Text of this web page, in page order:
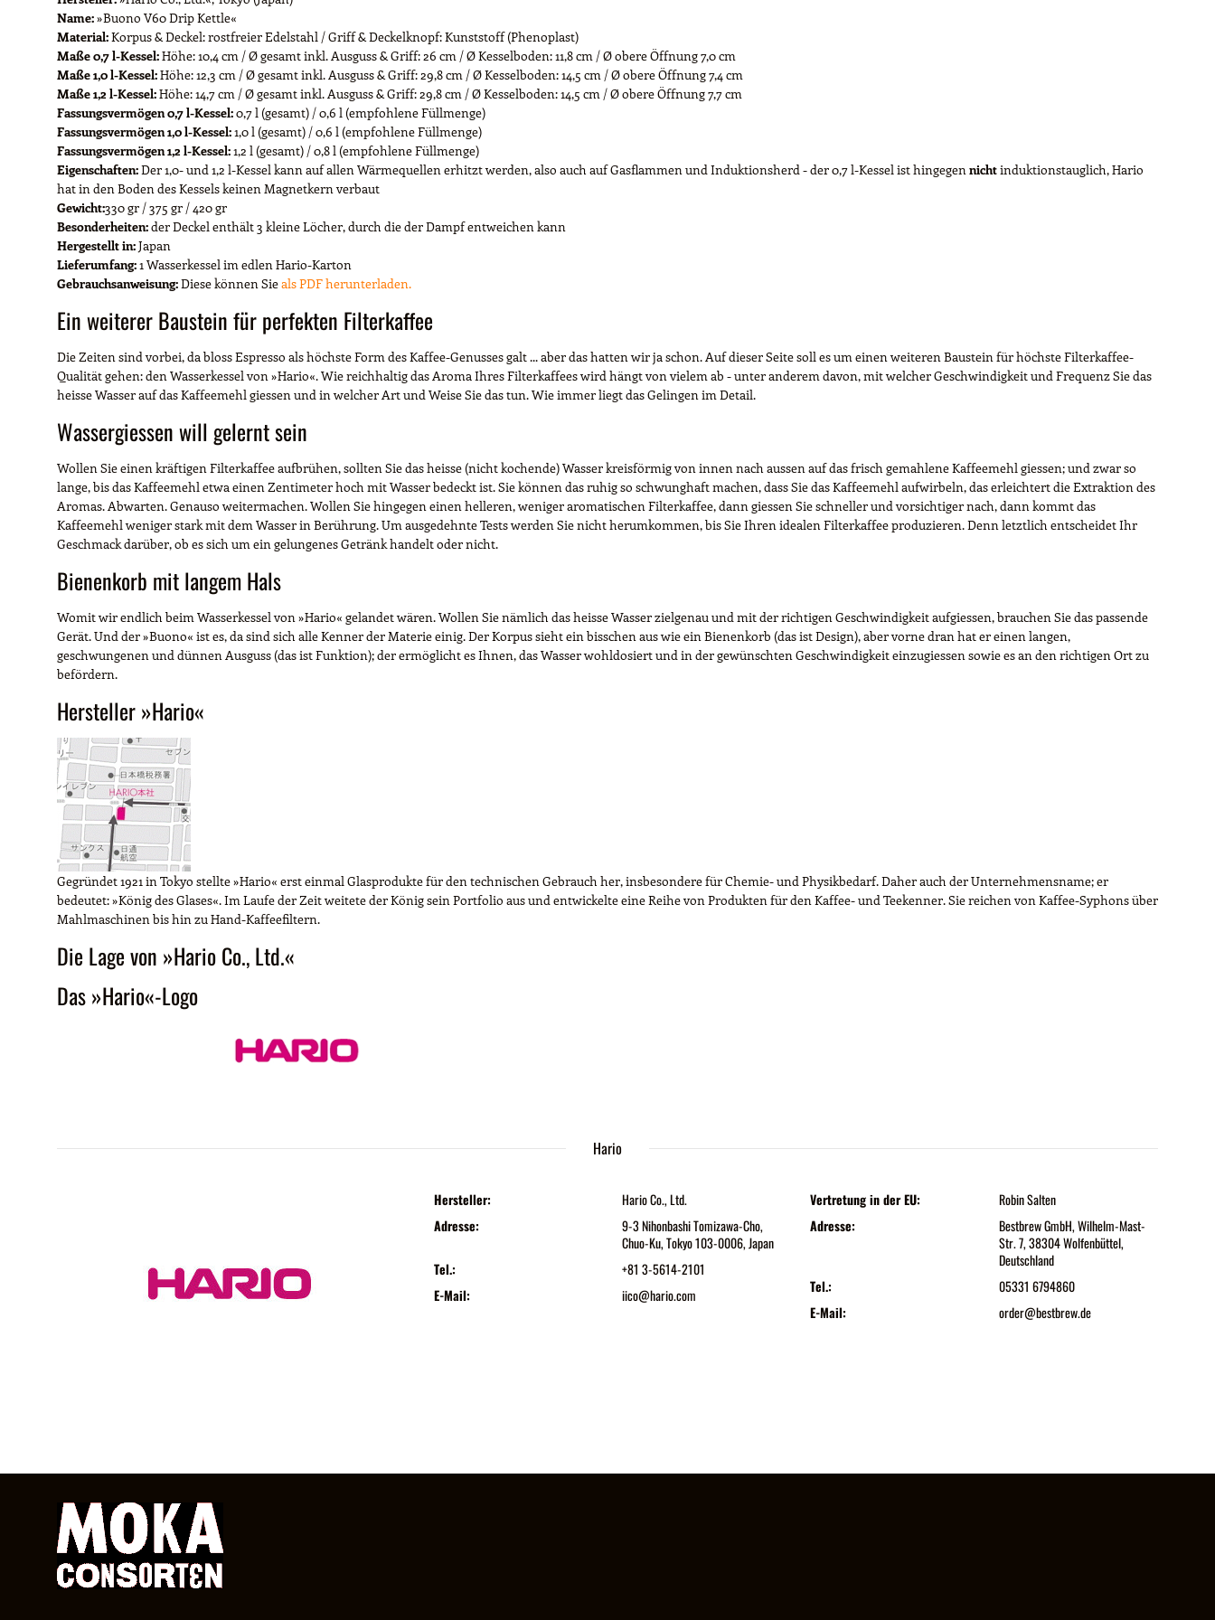
Name:»Buono V60 Drip Kettle«
Material:Korpus & Deckel: rostfreier Edelstahl / Griff & Deckelknopf: Kunststoff (Phenoplast)
Maße 0,7 l-Kessel:Höhe: 10,4 cm / Ø gesamt inkl. Ausguss & Griff: 26 cm / Ø Kesselboden: 11,8 cm / Ø obere Öffnung 7,0 cm
Maße 1,0 l-Kessel:Höhe: 12,3 cm / Ø gesamt inkl. Ausguss & Griff: 29,8 cm / Ø Kesselboden: 14,5 cm / Ø obere Öffnung 7,4 cm
Maße 1,2 l-Kessel:Höhe: 14,7 cm / Ø gesamt inkl. Ausguss & Griff: 29,8 cm / Ø Kesselboden: 14,5 cm / Ø obere Öffnung 7,7 cm
Fassungsvermögen 0,7 l-Kessel:0,7 l (gesamt) / 0,6 l (empfohlene Füllmenge)
Fassungsvermögen 1,0 l-Kessel:1,0 l (gesamt) / 0,6 l (empfohlene Füllmenge)
Fassungsvermögen 1,2 l-Kessel:1,2 l (gesamt) / 0,8 l (empfohlene Füllmenge)
Eigenschaften:Der 1,0- und 1,2 l-Kessel kann auf allen Wärmequellen erhitzt werden, also auch auf Gasflammen und Induktionsherd - der 0,7 l-Kessel ist hingegennichtinduktionstauglich, Hario
hat in den Boden des Kessels keinen Magnetkern verbaut
Gewicht:330 gr / 375 gr / 420 gr
Besonderheiten:der Deckel enthält 3 kleine Löcher, durch die der Dampf entweichen kann
Hergestellt in:Japan
Lieferumfang:1 Wasserkessel im edlen Hario-Karton
Gebrauchsanweisung:Diese können Sieals PDF herunterladen.
Ein weiterer Baustein für perfekten Filterkaffee
Die Zeiten sind vorbei, da bloss Espresso als höchste Form des Kaffee-Genusses galt ... aber das hatten wir ja schon. Auf dieser Seite soll es um einen weiteren Baustein für höchste Filterkaffee-
Qualität gehen: den Wasserkessel von »Hario«. Wie reichhaltig das Aroma Ihres Filterkaffees wird hängt von vielem ab - unter anderem davon, mit welcher Geschwindigkeit und Frequenz Sie das
heisse Wasser auf das Kaffeemehl giessen und in welcher Art und Weise Sie das tun. Wie immer liegt das Gelingen im Detail.
Wassergiessen will gelernt sein
Wollen Sie einen kräftigen Filterkaffee aufbrühen, sollten Sie das heisse (nicht kochende) Wasser kreisförmig von innen nach aussen auf das frisch gemahlene Kaffeemehl giessen; und zwar so
lange, bis das Kaffeemehl etwa einen Zentimeter hoch mit Wasser bedeckt ist. Sie können das ruhig so schwunghaft machen, dass Sie das Kaffeemehl aufwirbeln, das erleichtert die Extraktion des
Aromas. Abwarten. Genauso weitermachen. Wollen Sie hingegen einen helleren, weniger aromatischen Filterkaffee, dann giessen Sie schneller und vorsichtiger nach, dann kommt das
Kaffeemehl weniger stark mit dem Wasser in Berührung. Um ausgedehnte Tests werden Sie nicht herumkommen, bis Sie Ihren idealen Filterkaffee produzieren. Denn letztlich entscheidet Ihr
Geschmack darüber, ob es sich um ein gelungenes Getränk handelt oder nicht.
Bienenkorb mit langem Hals
Womit wir endlich beim Wasserkessel von »Hario« gelandet wären. Wollen Sie nämlich das heisse Wasser zielgenau und mit der richtigen Geschwindigkeit aufgiessen, brauchen Sie das passende
Gerät. Und der »Buono« ist es, da sind sich alle Kenner der Materie einig. Der Korpus sieht ein bisschen aus wie ein Bienenkorb (das ist Design), aber vorne dran hat er einen langen,
geschwungenen und dünnen Ausguss (das ist Funktion); der ermöglicht es Ihnen, das Wasser wohldosiert und in der gewünschten Geschwindigkeit einzugiessen sowie es an den richtigen Ort zu
befördern.
Hersteller »Hario«
Gegründet 1921 in Tokyo stellte »Hario« erst einmal Glasprodukte für den technischen Gebrauch her, insbesondere für Chemie- und Physikbedarf. Daher auch der Unternehmensname; er
bedeutet: »König des Glases«. Im Laufe der Zeit weitete der König sein Portfolio aus und entwickelte eine Reihe von Produkten für den Kaffee- und Teekenner. Sie reichen von Kaffee-Syphons über
Mahlmaschinen bis hin zu Hand-Kaffeefiltern.
Die Lage von »Hario Co., Ltd.«
Das »Hario«-Logo
Hario
Hersteller:
Hario Co., Ltd.
Adresse:
9-3 Nihonbashi Tomizawa-Cho,
Chuo-Ku, Tokyo 103-0006, Japan
Tel.:
+81 3-5614-2101
E-Mail:
iico@hario.com
Vertretung in der EU:
Robin Salten
Adresse:
Bestbrew GmbH, Wilhelm-Mast-
Str. 7, 38304 Wolfenbüttel,
Deutschland
Tel.:
05331 6794860
E-Mail:
order@bestbrew.de